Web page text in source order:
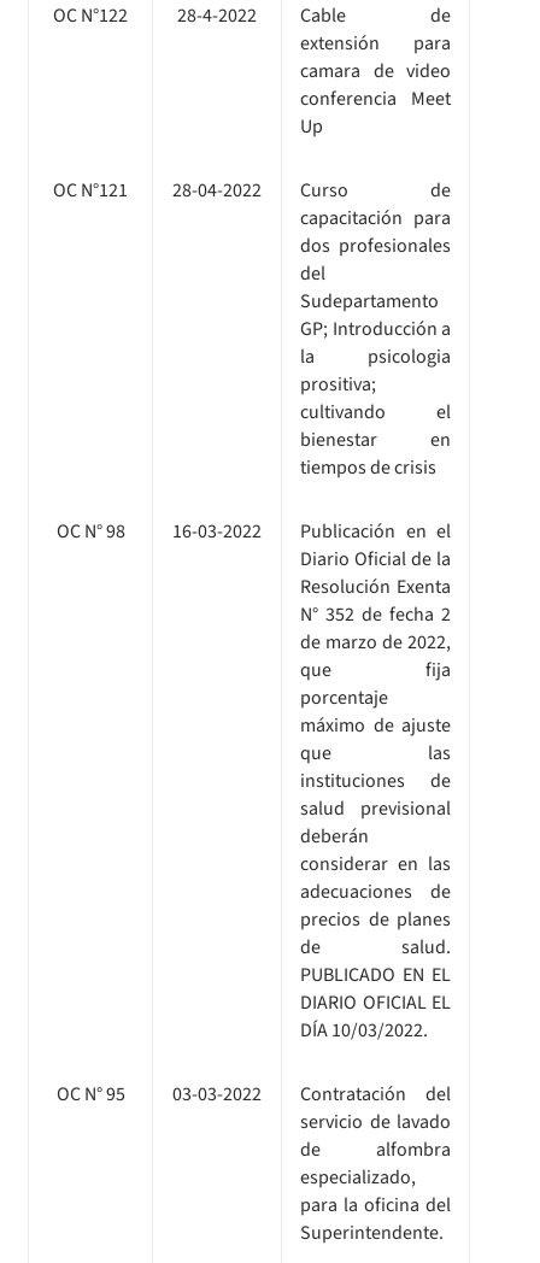
OC N°122 28-4-2022
Cable de
extensión para
camara de video
conferencia Meet
Up
OC N°121 28-04-2022
Curso de
capacitación para
dos profesionales
del
Sudepartamento
GP; Introducción a
la psicologia
prositiva;
cultivando el
bienestar en
tiempos de crisis
OC N° 98 16-03-2022
Publicación en el
Diario Oficial de la
Resolución Exenta
N° 352 de fecha 2
de marzo de 2022,
que fija
porcentaje
máximo de ajuste
que las
instituciones de
salud previsional
deberán
considerar en las
adecuaciones de
precios de planes
de salud.
PUBLICADO EN EL
DIARIO OFICIAL EL
DÍA 10/03/2022.
OC N° 95 03-03-2022
Contratación del
servicio de lavado
de alfombra
especializado,
para la oficina del
Superintendente.